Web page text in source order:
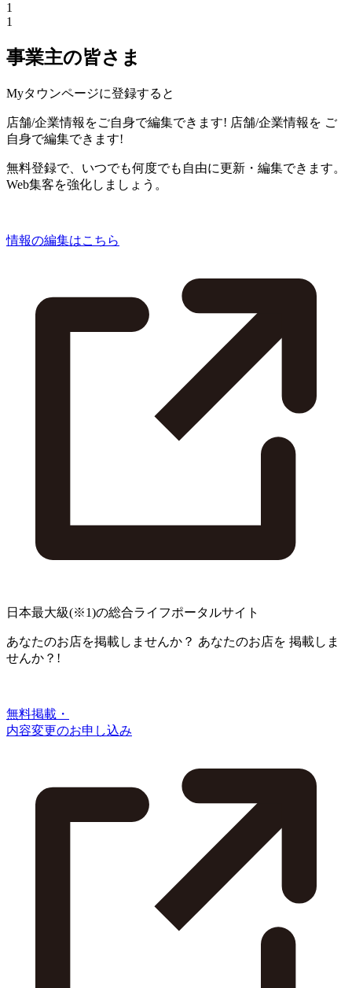
1
1
事業主の皆さま
Myタウンページに登録すると
店舗/企業情報をご自身で編集できます! 店舗/企業情報を ご
自身で編集できます!
無料登録で、いつでも何度でも自由に更新・編集できます。
Web集客を強化しましょう。
情報の編集はこちら
日本最大級(※1)の総合ライフポータルサイト
あなたのお店を掲載しませんか？ あなたのお店を 掲載しま
せんか？!
無料掲載・
内容変更のお申し込み